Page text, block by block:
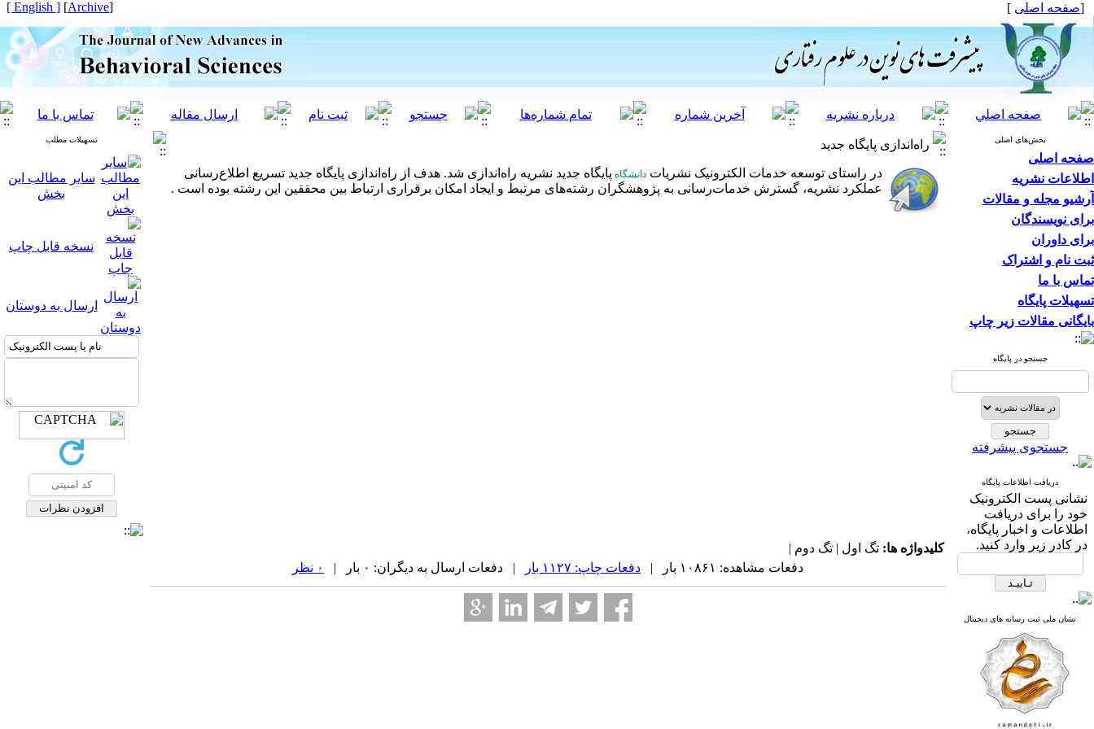
[صفحه اصلی ]
[
Archive
]
[ English ]
بخش‌های اصلی
صفحه اصلی
اطلاعات نشریه
آرشیو مجله و مقالات
برای نویسندگان
برای داوران
ثبت نام و اشتراک
تماس با ما
تسهیلات پایگاه
بایگانی مقالات زیر چاپ
جستجو در پایگاه
جستجوی پیشرفته
دریافت اطلاعات پایگاه
نشانی پست الکترونیک
خود را برای دریافت
اطلاعات و اخبار پایگاه،
در کادر زیر وارد کنید.
نشان ملی ثبت رسانه های دیجیتال
راه‌اندازی پایگاه جدید
در راستای توسعه خدمات الکترونیک نشریات دانشگاه پایگاه جدید نشریه راه‌اندازی شد. هدف از راه‌اندازی پایگاه جدید تسریع اطلاع‌رسانی
عملکرد نشریه، گسترش خدمات‌رسانی به پژوهشگران رشته‌های مرتبط و ایجاد امکان برقراری ارتباط بین محققین این رشته بوده است .
تسهیلات مطلب
سایر مطالب این
بخش
نسخه قابل چاپ
ارسال به دوستان
کلیدواژه ها: تگ اول | تگ دوم |
دفعات مشاهده: ۱۰۸۶۱ بار |
دفعات چاپ: ۱۱۲۷ بار | دفعات ارسال به دیگران: ۰ بار | ۰ نظر